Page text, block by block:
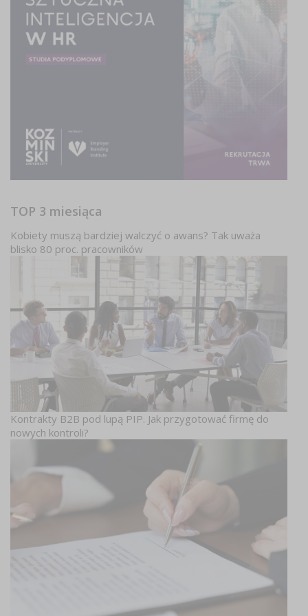
TOP 3 miesiąca
Kobiety muszą bardziej walczyć o awans? Tak uważa
blisko 80 proc. pracowników
Kontrakty B2B pod lupą PIP. Jak przygotować firmę do
nowych kontroli?